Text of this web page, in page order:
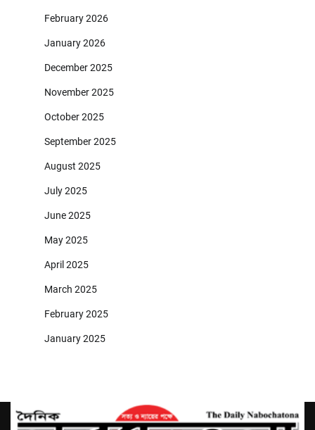
February 2026
January 2026
December 2025
November 2025
October 2025
September 2025
August 2025
July 2025
June 2025
May 2025
April 2025
March 2025
February 2025
January 2025